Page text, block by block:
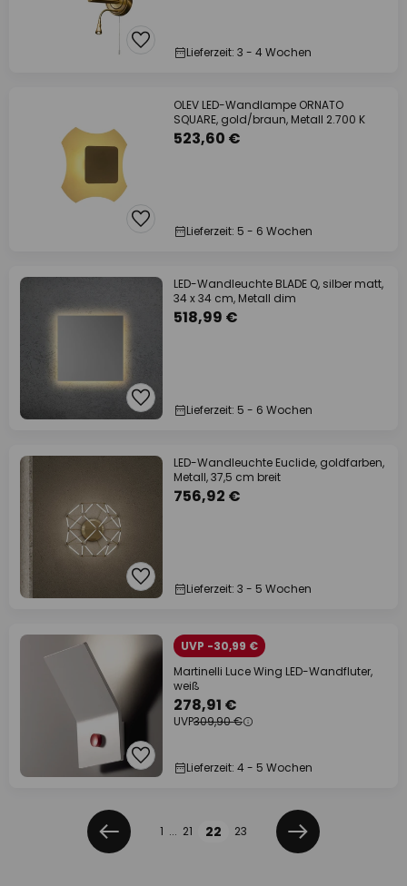
Lieferzeit: 3 - 4 Wochen
OLEV LED-Wandlampe ORNATO
SQUARE, gold/braun, Metall 2.700 K
523,60 €
Lieferzeit: 5 - 6 Wochen
LED-Wandleuchte BLADE Q, silber matt,
34 x 34 cm, Metall dim
518,99 €
Lieferzeit: 5 - 6 Wochen
LED-Wandleuchte Euclide, goldfarben,
Metall, 37,5 cm breit
756,92 €
Lieferzeit: 3 - 5 Wochen
UVP -30,99 €
Martinelli Luce Wing LED-Wandfluter,
weiß
278,91 €
UVP309,90 €
Lieferzeit: 4 - 5 Wochen
Zurück
Seite
1 ... 21 22 23
Weiter